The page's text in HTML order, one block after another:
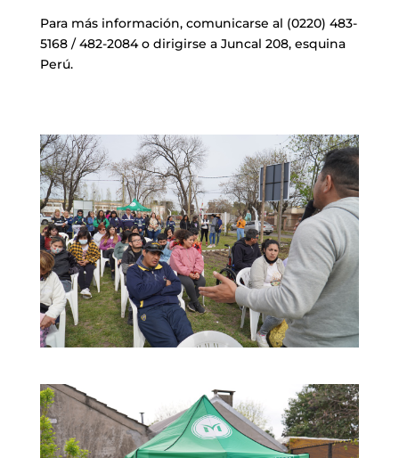
Para más información, comunicarse al (0220) 483-
5168 / 482-2084 o dirigirse a Juncal 208, esquina
Perú.